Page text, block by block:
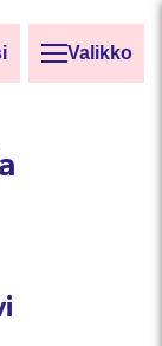
Valikko